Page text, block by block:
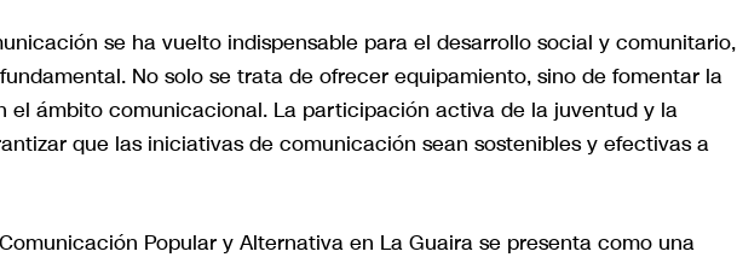
se ha vuelto indispensable para el desarrollo social y comunitario,
No solo se trata de ofrecer equipamiento, sino de fomentar la
el ámbito comunicacional. La participación activa de la juventud y la
que las iniciativas de comunicación sean sostenibles y efectivas a
Popular y Alternativa en La Guaira se presenta como una